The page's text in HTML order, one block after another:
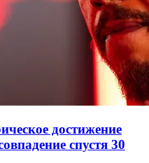
достижение
спустя 30